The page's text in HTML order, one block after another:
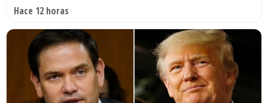
Hace 12 horas